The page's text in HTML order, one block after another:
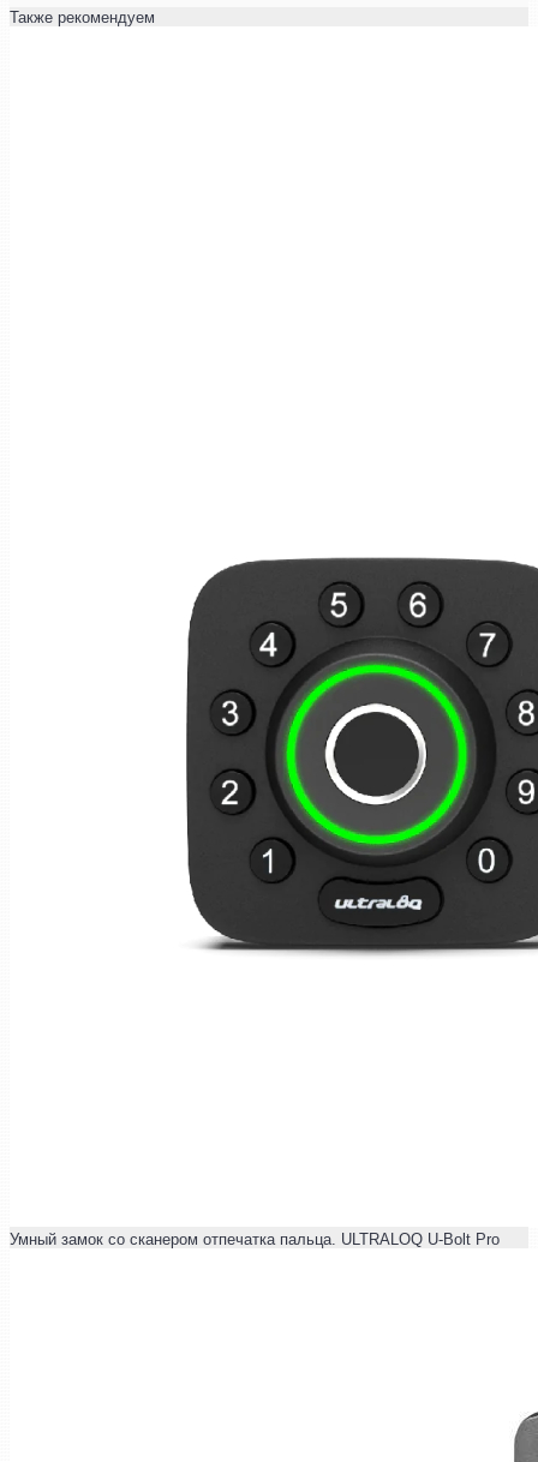
Также рекомендуем
Умный замок со сканером отпечатка пальца. ULTRALOQ U-Bolt Pro